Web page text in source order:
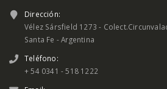
Dirección:
Vélez Sársfield 1273 -
Santa Fe - Argentina
Teléfono:
+ 54 0341 - 518 1222